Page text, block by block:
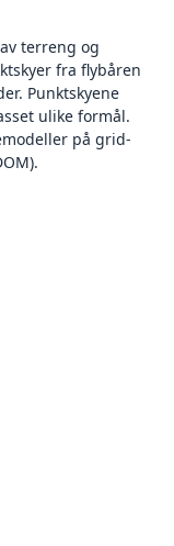
terreng og
fra flybåren
Punktskyene
ulike formål.
på grid-